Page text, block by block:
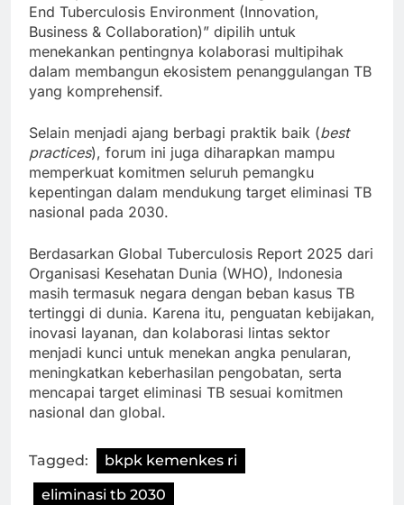
End Tuberculosis Environment (Innovation,
Business & Collaboration)” dipilih untuk
menekankan pentingnya kolaborasi multipihak
dalam membangun ekosistem penanggulangan TB
yang komprehensif.
Selain menjadi ajang berbagi praktik baik (best
practices), forum ini juga diharapkan mampu
memperkuat komitmen seluruh pemangku
kepentingan dalam mendukung target eliminasi TB
nasional pada 2030.
Berdasarkan Global Tuberculosis Report 2025 dari
Organisasi Kesehatan Dunia (WHO), Indonesia
masih termasuk negara dengan beban kasus TB
tertinggi di dunia. Karena itu, penguatan kebijakan,
inovasi layanan, dan kolaborasi lintas sektor
menjadi kunci untuk menekan angka penularan,
meningkatkan keberhasilan pengobatan, serta
mencapai target eliminasi TB sesuai komitmen
nasional dan global.
Tagged:
bkpk kemenkes ri
eliminasi tb 2030